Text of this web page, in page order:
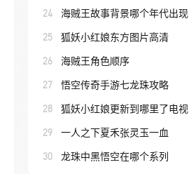
24 海贼王故事背景哪个年代出现
25 狐妖小红娘东方图片高清
26 海贼王角色顺序
27 悟空传奇手游七龙珠攻略
28 狐妖小红娘更新到哪里了电视
29 一人之下夏禾张灵玉一血
30 龙珠中黑悟空在哪个系列